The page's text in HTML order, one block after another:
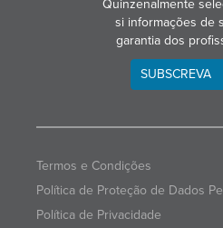
Quinzenalmente
si informações de
garantia dos
SUBSCREVA
Termos e Condições
Política de Proteção de Dados
Política de Privacidade